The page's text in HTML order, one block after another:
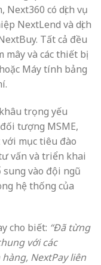
Next360 có dịch vụ
NextLend và dịch
Tất cả đều
và các thiết bị
Máy tính bảng
trọng yếu
tượng MSME,
mục tiêu đào
vấn và triển khai
sung vào đội ngũ
hệ thống của
cho biết: “Đã từng
với các
NextPay liên